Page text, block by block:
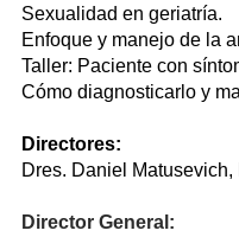
Sexualidad en geriatría.
Enfoque y manejo de la
Taller: Paciente con
Cómo diagnosticarlo y
Directores:
Dres. Daniel
Director General: